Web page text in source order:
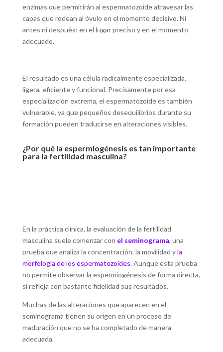
enzimas que permitirán al espermatozoide atravesar las
capas que rodean al óvulo en el momento decisivo. Ni
antes ni después: en el lugar preciso y en el momento
adecuado.
El resultado es una célula radicalmente especializada,
ligera, eficiente y funcional. Precisamente por esa
especialización extrema, el espermatozoide es también
vulnerable, ya que pequeños desequilibrios durante su
formación pueden traducirse en alteraciones visibles.
¿Por qué la espermiogénesis es tan importante
para la fertilidad masculina?
En la práctica clínica, la evaluación de la fertilidad
masculina suele comenzar con el seminograma, una
prueba que analiza la concentración, la movilidad yla
morfología de los espermatozoides. Aunque esta prueba
no permite observar la espermiogénesis de forma directa,
sí refleja con bastante fidelidad sus resultados.
Muchas de las alteraciones que aparecen en el
seminograma tienen su origen en un proceso de
maduración que no se ha completado de manera
adecuada.